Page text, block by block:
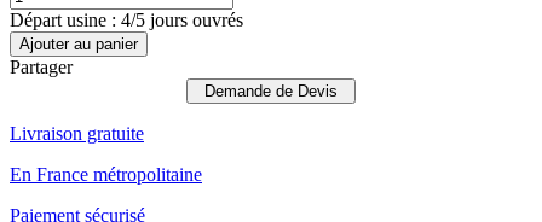
Départ usine : 4/5 jours ouvrés
Ajouter au panier
Partager
Demande de Devis
Livraison gratuite
En France métropolitaine
Paiement sécurisé